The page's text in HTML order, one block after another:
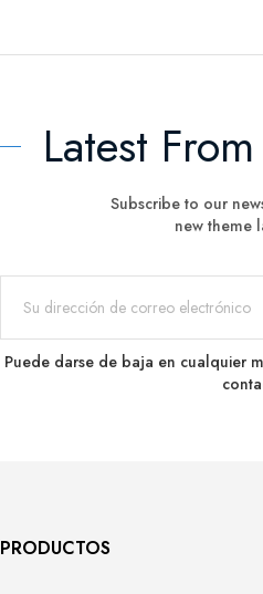
Latest From
Subscribe to our
new theme
Puede darse de baja en cualquier
PRODUCTOS